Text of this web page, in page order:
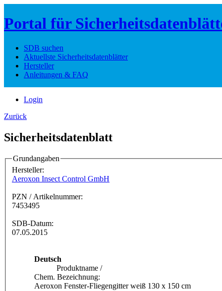
Portal für
SDB suchen
Aktuellste Sicherheitsdatenblätter
Hersteller
Anleitungen & FAQ
Login
Zurück
Sicherheitsdatenblatt
Grundangaben
Hersteller:
Aeroxon Insect Control GmbH
PZN / Artikelnummer:
7453495
SDB-Datum:
07.05.2015
Deutsch
Produktname /
Chem. Bezeichnung:
Aeroxon Fenster-Fliegengitter weiß 130 x 150 cm